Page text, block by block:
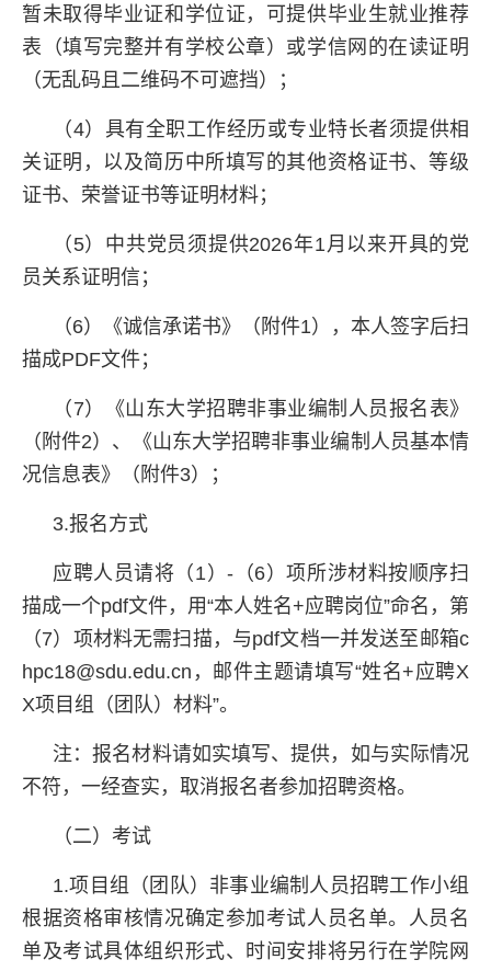
暂未取得毕业证和学位证，可提供毕业生就业推荐
表（填写完整并有学校公章）或学信网的在读证明
（无乱码且二维码不可遮挡）；
（4）具有全职工作经历或专业特长者须提供相
关证明，以及简历中所填写的其他资格证书、等级
证书、荣誉证书等证明材料；
（5）中共党员须提供2026年1月以来开具的党
员关系证明信；
（6）《诚信承诺书》（附件1），本人签字后扫
描成PDF文件；
（7）《山东大学招聘非事业编制人员报名表》
（附件2）、《山东大学招聘非事业编制人员基本情
况信息表》（附件3）；
3.报名方式
应聘人员请将（1）-（6）项所涉材料按顺序扫
描成一个pdf文件，用“本人姓名+应聘岗位”命名，第
（7）项材料无需扫描，与pdf文档一并发送至邮箱c
hpc18@sdu.edu.cn，邮件主题请填写“姓名+应聘X
X项目组（团队）材料”。
注：报名材料请如实填写、提供，如与实际情况
不符，一经查实，取消报名者参加招聘资格。
（二）考试
1.项目组（团队）非事业编制人员招聘工作小组
根据资格审核情况确定参加考试人员名单。人员名
单及考试具体组织形式、时间安排将另行在学院网